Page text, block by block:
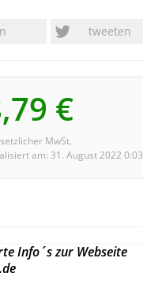
tweeten
€
MwSt.
am: 31. August 2022 0:03
Info´s zur Webseite